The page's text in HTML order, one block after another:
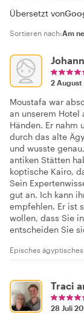
Übersetzt von
Sortieren nach:
2
Moustafa war
an unserem
Händen. Er nahm
durch das alte
und wusste
antiken Stätten
koptische Kairo,
Sein
gut an. Ich kann
empfehlen. Er ist
wollen, dass Sie
entscheiden Sie
Episches
Traci
28 Juli